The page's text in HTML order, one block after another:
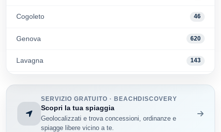
Cogoleto 46
Genova 620
Lavagna 143
Pieve Ligure
Portofino
SERVIZIO GRATUITO · BEACHDISCOVERY
Scopri la tua spiaggia
Geolocalizzati e trova concessioni, ordinanze e
spiagge libere vicino a te.